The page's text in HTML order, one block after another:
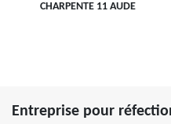
CHARPENTE 11 AUDE
Entreprise pour